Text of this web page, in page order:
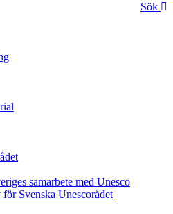
Sök
samarbete med Unesco
Svenska Unescorådet